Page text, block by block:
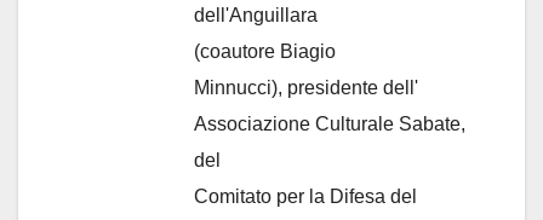
dell'Anguillara
(coautore Biagio
Minnucci), presidente dell'
Associazione Culturale Sabate,
del
Comitato per la Difesa del